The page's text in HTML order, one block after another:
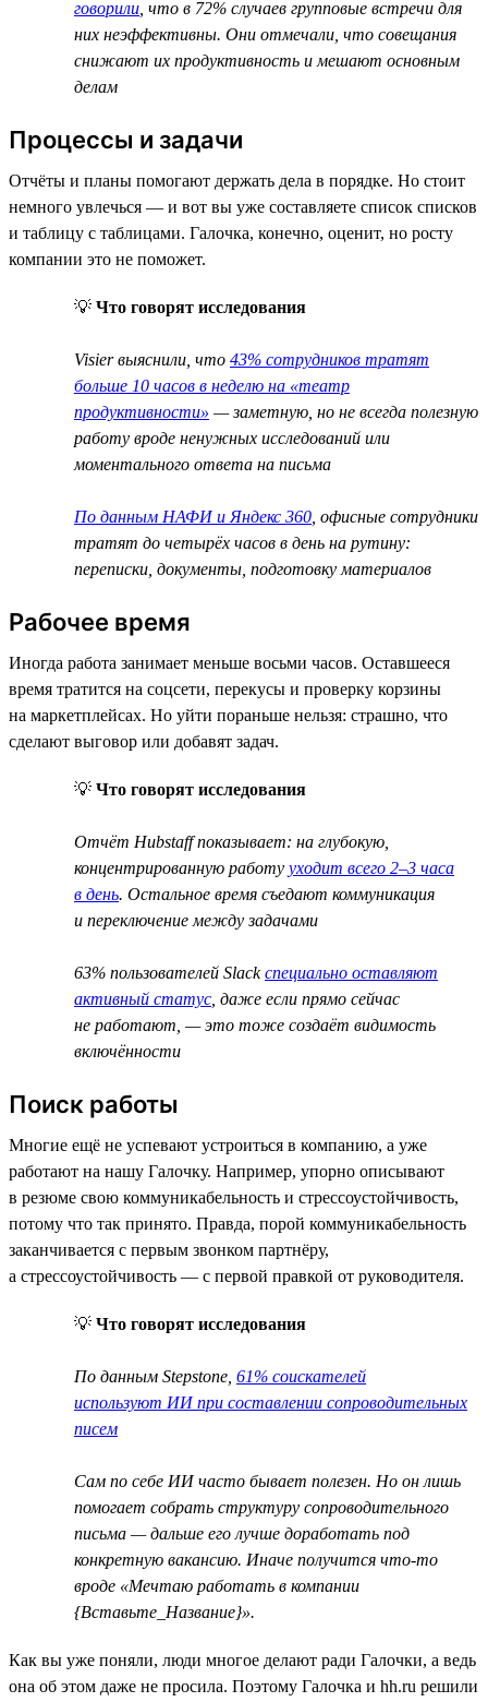
говорили , что в 72% случаев групповые встречи для
них неэффективны. Они отмечали, что совещания
снижают их продуктивность и мешают основным
делам
Процессы и задачи
Отчёты и планы помогают держать дела в порядке. Но стоит
немного увлечься — и вот вы уже составляете список списков
и таблицу с таблицами. Галочка, конечно, оценит, но росту
компании это не поможет.
💡 Что говорят исследования
Visier выяснили, что 43% сотрудников тратят
больше 10 часов в неделю на «театр
продуктивности» — заметную, но не всегда полезную
работу вроде ненужных исследований или
моментального ответа на письма
По данным НАФИ и Яндекс 360 , офисные сотрудники
тратят до четырёх часов в день на рутину:
переписки, документы, подготовку материалов
Рабочее время
Иногда работа занимает меньше восьми часов. Оставшееся
время тратится на соцсети, перекусы и проверку корзины
на маркетплейсах. Но уйти пораньше нельзя: страшно, что
сделают выговор или добавят задач.
💡 Что говорят исследования
Отчёт Hubstaff показывает: на глубокую,
концентрированную работу уходит всего 2–3 часа
в день. Остальное время съедают коммуникация
и переключение между задачами
63% пользователей Slackспециально оставляют
активный статус , даже если прямо сейчас
не работают, — это тоже создаёт видимость
включённости
Поиск работы
Многие ещё не успевают устроиться в компанию, а уже
работают на нашу Галочку. Например, упорно описывают
в резюме свою коммуникабельность и стрессоустойчивость,
потому что так принято. Правда, порой коммуникабельность
заканчивается с первым звонком партнёру,
а стрессоустойчивость — с первой правкой от руководителя.
💡 Что говорят исследования
По данным Stepstone, 61% соискателей
используют ИИ при составлении сопроводительных
писем
Сам по себе ИИ часто бывает полезен. Но он лишь
помогает собрать структуру сопроводительного
письма — дальше его лучше доработать под
конкретную вакансию. Иначе получится что-то
вроде «Мечтаю работать в компании
{Вставьте_Название}».
Как вы уже поняли, люди многое делают ради Галочки, а ведь
она об этом даже не просила. Поэтому Галочка и hh.ru решили